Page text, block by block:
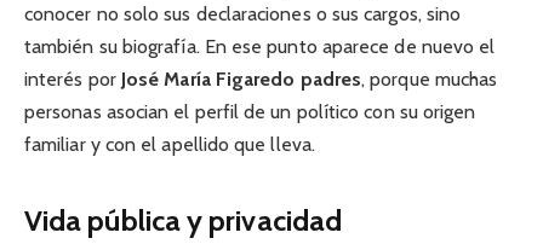
conocer no solo sus declaraciones o sus cargos, sino
también su biografía. En ese punto aparece de nuevo el
interés por José María Figaredo padres, porque muchas
personas asocian el perfil de un político con su origen
familiar y con el apellido que lleva.
Vida pública y privacidad